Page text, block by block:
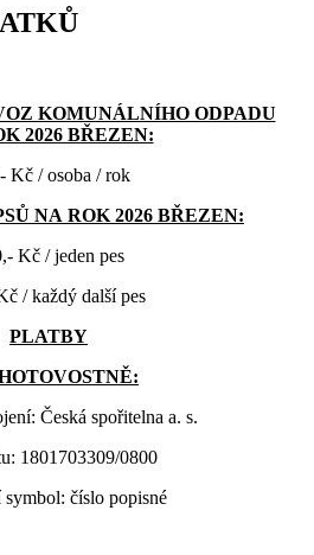
KOMUNÁLNÍHO ODPADU
2026 BŘEZEN:
Kč / osoba / rok
NA ROK 2026 BŘEZEN:
Kč / jeden pes
/ každý další pes
PLATBY
Česká spořitelna a. s.
1801703309/0800
číslo popisné